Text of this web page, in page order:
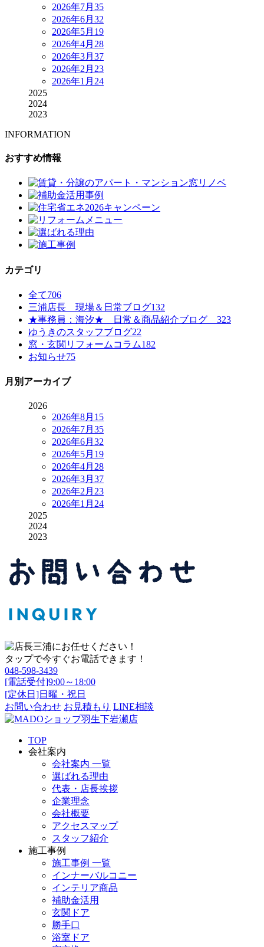
2026年7月 35
2026年6月 32
2026年5月 19
2026年4月 28
2026年3月 37
2026年2月 23
2026年1月 24
2025
2024
2023
INFORMATION
おすすめ情報
カテゴリ
全て706
三浦店長 現場＆日常ブログ132
★事務員：海汐★ 日常＆商品紹介ブログ 323
ゆうきのスタッフブログ22
窓・玄関リフォームコラム182
お知らせ75
月別アーカイブ
2026
2026年8月 15
2026年7月 35
2026年6月 32
2026年5月 19
2026年4月 28
2026年3月 37
2026年2月 23
2026年1月 24
2025
2024
2023
タップで今すぐお電話できます！
048-598-3439
[電話受付]9:00～18:00
[定休日]日曜・祝日
お問い合わせ お見積もり LINE相談
TOP
会社案内
会社案内 一覧
選ばれる理由
代表・店長挨拶
企業理念
会社概要
アクセスマップ
スタッフ紹介
施工事例
施工事例 一覧
インナーバルコニー
インテリア商品
補助金活用
玄関ドア
勝手口
浴室ドア